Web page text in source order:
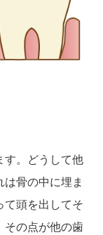
す。どうして他
骨の中に埋ま
て頭を出してそ
その点が他の歯